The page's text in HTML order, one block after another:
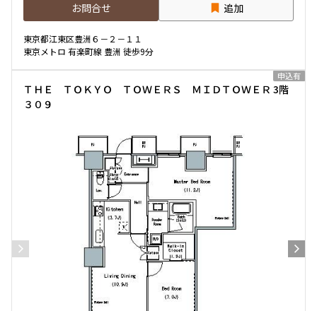
お問合せ 追加
東京都江東区豊洲６－２－１１
東京メトロ 有楽町線 豊洲 徒歩9分
ＴＨＥ ＴＯＫＹＯ ＴＯＷＥＲＳ ＭＩＤＴＯＷＥＲ 3階
３０９
申込有